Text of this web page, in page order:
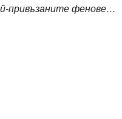
привъзаните фенове…